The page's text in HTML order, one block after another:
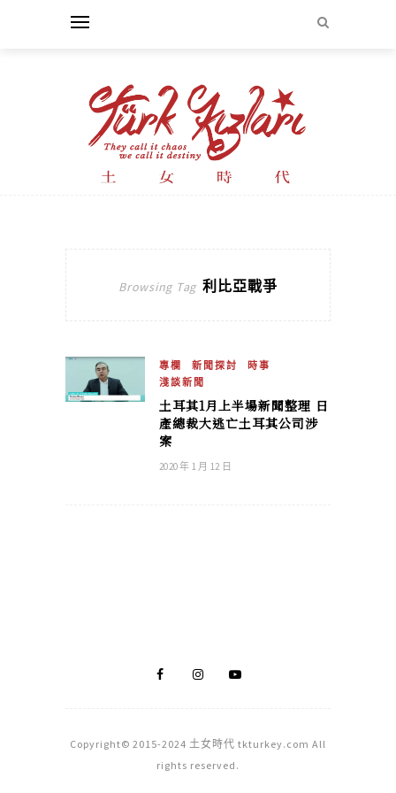
Browsing Tag 利比亞戰爭
專欄 新聞探討
時事
淺談新聞
土耳其1月上半場新聞整理 日
產總裁大逃亡土耳其公司涉
案
2020 年 1 月 12 日
Copyright© 2015-2024 土女時代 tkturkey.com All
rights reserved.